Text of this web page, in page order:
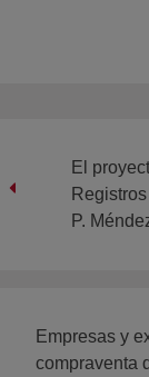
El
P.
Empresas y
compraventa